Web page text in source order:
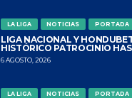
LA LIGA NOTICIAS PORTADA
LIGA NACIONAL Y
HISTÓRICO PATROCINIO
6 AGOSTO, 2026
LA LIGA NOTICIAS PORTADA